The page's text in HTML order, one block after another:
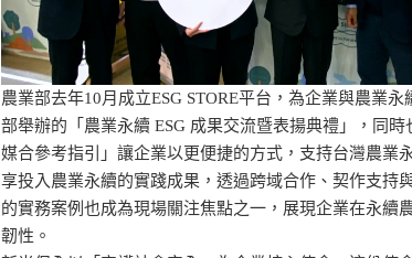
農業部去年10月成立ESG STORE平台，為企業與農業
部舉辦的「農業永續 ESG 成果交流暨表揚典禮」，同時
媒合參考指引」讓企業以更便捷的方式，支持台灣農業
享投入農業永續的實踐成果，透過跨域合作、契作支持
的實務案例也成為現場關注焦點之一，展現企業在永續
韌性。